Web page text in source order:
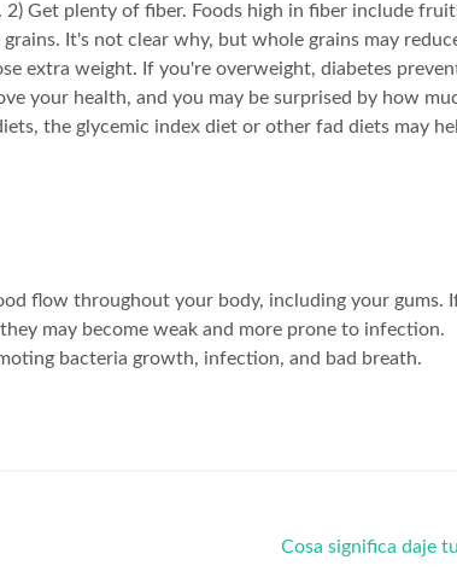
Get plenty of fiber. Foods high in fiber include
It's not clear why, but whole grains may
extra weight. If you're overweight, diabetes
your health, and you may be surprised by how
the glycemic index diet or other fad diets may
flow throughout your body, including your gums.
may become weak and more prone to infection.
bacteria growth, infection, and bad breath.
Cosa significa daje